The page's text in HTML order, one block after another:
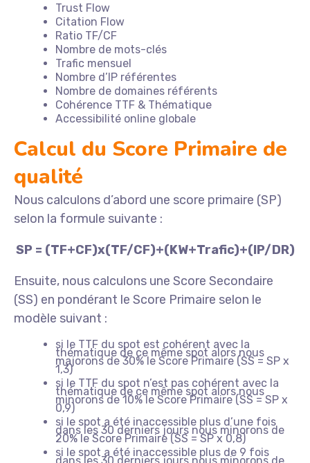
Trust Flow
Citation Flow
Ratio TF/CF
Nombre de mots-clés
Trafic mensuel
Nombre d’IP référentes
Nombre de domaines référents
Cohérence TTF & Thématique
Accessibilité online globale
Calcul du Score Primaire de
qualité
Nous calculons d’abord une score primaire (SP)
selon la formule suivante :
SP = (TF+CF)x(TF/CF)+(KW+Trafic)+(IP/DR)
Ensuite, nous calculons une Score Secondaire
(SS) en pondérant le Score Primaire selon le
modèle suivant :
si le TTF du spot est cohérent avec la
thématique de ce même spot alors nous
majorons de 30% le Score Primaire (SS = SP x
1,3)
si le TTF du spot n’est pas cohérent avec la
thématique de ce même spot alors nous
minorons de 10% le Score Primaire (SS = SP x
0,9)
si le spot a été inaccessible plus d’une fois
dans les 30 derniers jours nous minorons de
20% le Score Primaire (SS = SP x 0,8)
si le spot a été inaccessible plus de 9 fois